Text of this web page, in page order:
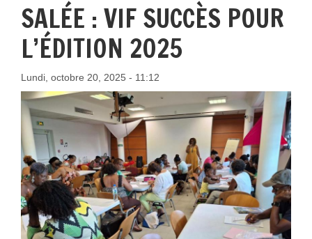
SALÉE : VIF SUCCÈS POUR
L’ÉDITION 2025
Lundi, octobre 20, 2025 - 11:12